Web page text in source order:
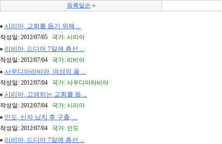
등록일순
시리아, 교회를 돕기 위해 ...
작성일: 2012/07/05 국가: 시리아
리비아, 드디어 7일에 총선 ...
작성일: 2012/07/04 국가: 리비아
사우디아라비아, 여성의 올 ...
작성일: 2012/07/04 국가: 사우디아라비아
시리아, 고생하는 교회를 돕 ...
작성일: 2012/07/04 국가: 시리아
인도, 신자 납치 후 구출, ...
작성일: 2012/07/04 국가: 인도
리비아, 드디어 7일에 총선 ...